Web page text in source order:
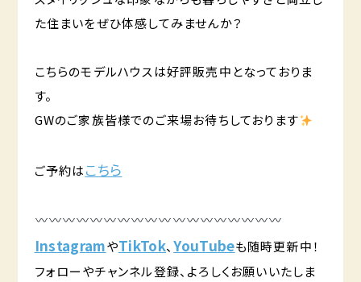
た住まいをぜひ体感してみませんか？
こちらのモデルハウスは好評販売中となっておりま
す。
GWのご家族皆様でのご来場お待ちしております
ご予約はこちら
InstagramやTikTok、YouTubeも随時更新中！
フォローやチャンネル登録、よろしくお願いいたしま